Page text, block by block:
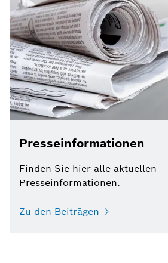
Presseinformationen
Finden Sie hier alle aktuellen
Presseinformationen.
Zu den Beiträgen